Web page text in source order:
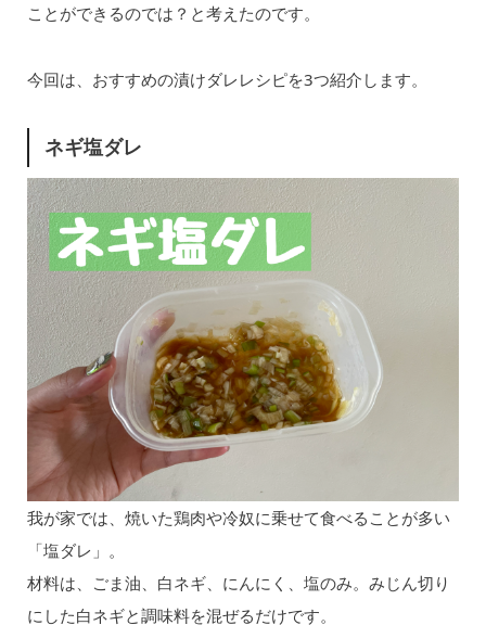
ことができるのでは？と考えたのです。
今回は、おすすめの漬けダレレシピを3つ紹介します。
ネギ塩ダレ
我が家では、焼いた鶏肉や冷奴に乗せて食べることが多い
「塩ダレ」。
材料は、ごま油、白ネギ、にんにく、塩のみ。みじん切り
にした白ネギと調味料を混ぜるだけです。